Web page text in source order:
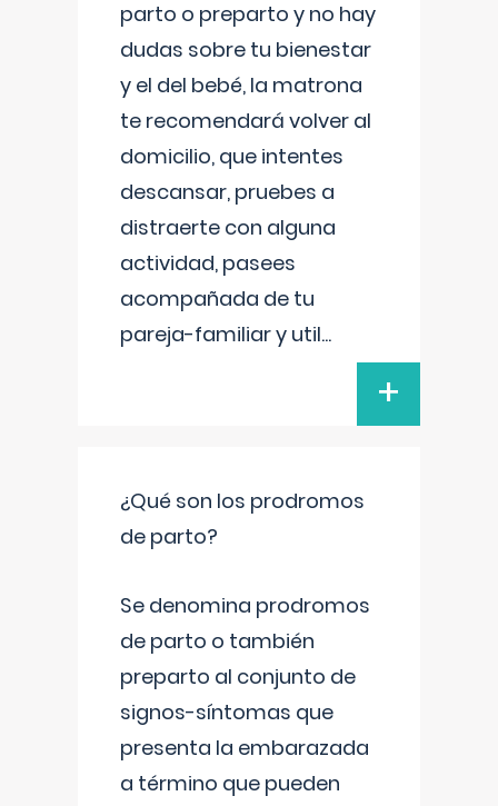
parto o preparto y no hay
dudas sobre tu bienestar
y el del bebé, la matrona
te recomendará volver al
domicilio, que intentes
descansar, pruebes a
distraerte con alguna
actividad, pasees
acompañada de tu
pareja-familiar y util...
+
¿Qué son los prodromos
de parto?
Se denomina prodromos
de parto o también
preparto al conjunto de
signos-síntomas que
presenta la embarazada
a término que pueden